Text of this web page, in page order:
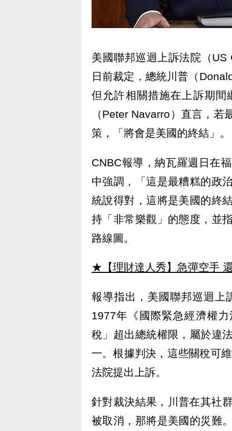
美國聯邦巡迴上訴法院（US
日前裁定，總統川普（
但允許相關措施在上訴期間
（Peter Navarro）直言，
策，「將會是美國的終結」。
CNBC報導，納瓦羅週日在
中強調，「這是最糟糕的政
統說得對，這將是美國的終
持「非常樂觀」的態度，並
路線圖。
★【理財達人秀】急彈空手
報導指出，美國聯邦巡迴上
1977年《國際緊急經濟權
稅」超出總統權限，屬於違
一。根據判決，這些關稅可
法院提出上訴。
針對裁決結果，川普在其社
被取消，那將是美國的災難